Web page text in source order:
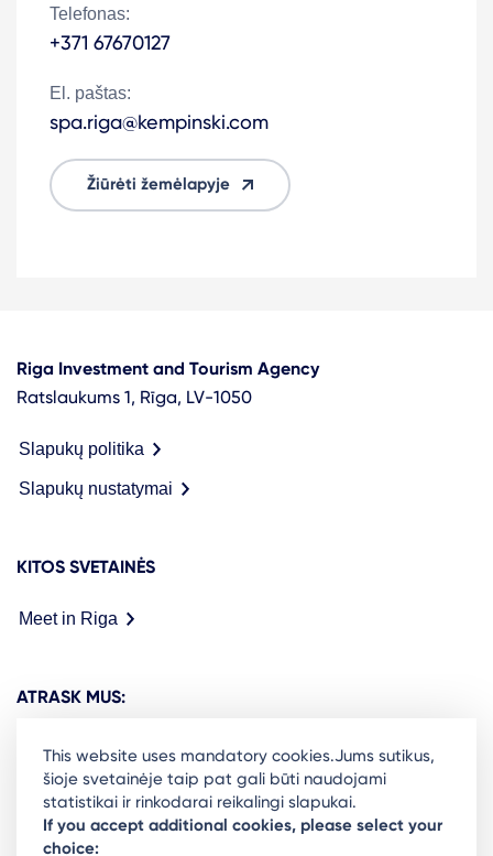
Telefonas:
+371 67670127
El. paštas:
spa.riga@kempinski.com
Žiūrėti žemėlapyje
Riga Investment and Tourism Agency
Ratslaukums 1, Rīga, LV-1050
Slapukų politika
Slapukų nustatymai
KITOS SVETAINĖS
Meet in Riga
ATRASK MUS:
Ready to stay in the loop on Rigas business
This website uses mandatory cookies.Jums sutikus,
šioje svetainėje taip pat gali būti naudojami
statistikai ir rinkodarai reikalingi slapukai.
If you accept additional cookies, please select your
choice: